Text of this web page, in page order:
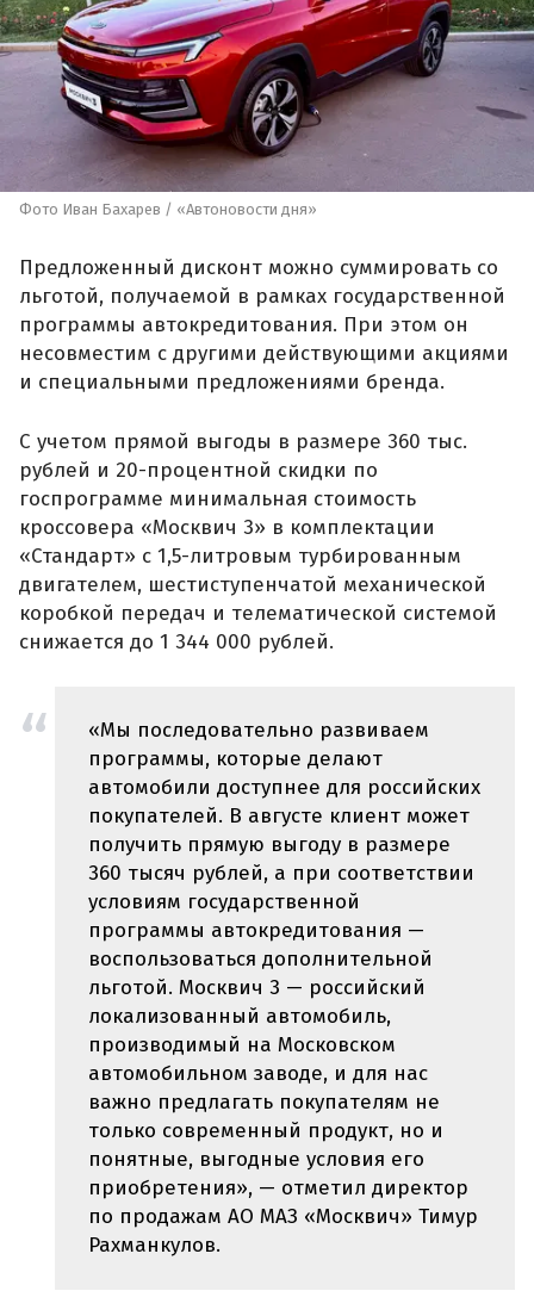
Фото Иван Бахарев / «Автоновости дня»
Предложенный дисконт можно суммировать со
льготой, получаемой в рамках государственной
программы автокредитования. При этом он
несовместим с другими действующими акциями
и специальными предложениями бренда.
С учетом прямой выгоды в размере 360 тыс.
рублей и 20-процентной скидки по
госпрограмме минимальная стоимость
кроссовера «Москвич 3» в комплектации
«Стандарт» с 1,5-литровым турбированным
двигателем, шестиступенчатой механической
коробкой передач и телематической системой
снижается до 1 344 000 рублей.
«Мы последовательно развиваем
программы, которые делают
автомобили доступнее для российских
покупателей. В августе клиент может
получить прямую выгоду в размере
360 тысяч рублей, а при соответствии
условиям государственной
программы автокредитования —
воспользоваться дополнительной
льготой. Москвич 3 — российский
локализованный автомобиль,
производимый на Московском
автомобильном заводе, и для нас
важно предлагать покупателям не
только современный продукт, но и
понятные, выгодные условия его
приобретения», — отметил директор
по продажам АО МАЗ «Москвич» Тимур
Рахманкулов.